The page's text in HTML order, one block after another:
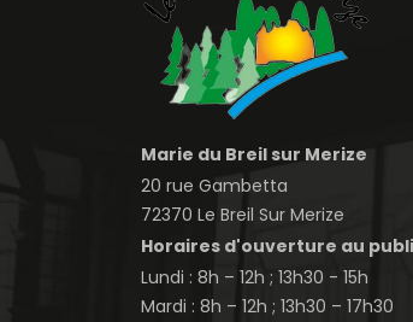
Marie du Breil sur Merize
20 rue Gambetta
72370 Le Breil Sur Merize
Horaires d'ouverture au
Lundi : 8h – 12h ; 13h30 - 15h
Mardi : 8h – 12h ; 13h30 – 17h30